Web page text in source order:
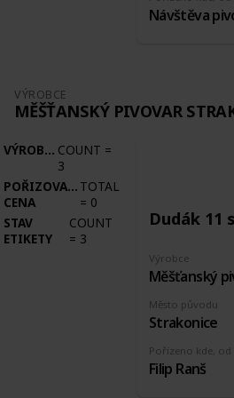
Návštěva
VÝROBCE
MĚŠŤANSKÝ PIVOVAR
VÝROBCE COUNT =
3
POŘIZOVACÍ
CENA
TOTAL
= 0
STAV
ETIKETY
COUNT
= 3
Dudák 11
Výrobce
Pořízeno kde,
Filip Ranš
Město původu
Strakonice